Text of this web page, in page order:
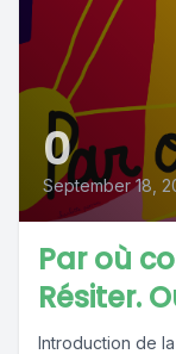
0
September 18,
Par où
Résiter.
Introduction de